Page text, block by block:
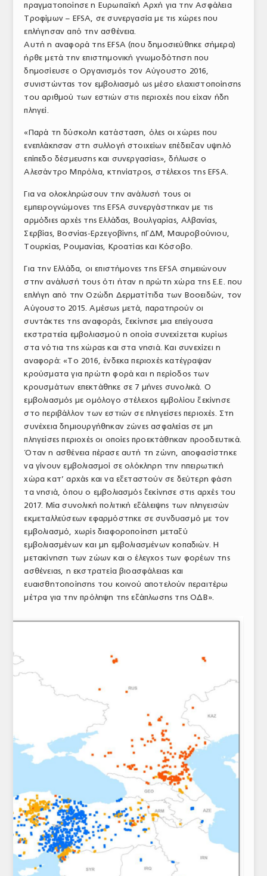
ΝΟΜΟΘΕΣΙΑ
ΕΛΛΗΝΙΚΗ ΝΟΜΟΘΕΣΙΑ
ΕΥΡΩΠΑΪΚΗ ΝΟΜΟΘΕΣΙΑ
ΤΟ ΠΕΡΙΟΔΙΚΟ
Profile
ΑΡΧΕΙΟ ΤΕΥΧΩΝ
ΣΥΝΕΔΡΙΟ ΚΡΕΑΤΟΣ
πραγματοποίησε η Ευρωπαϊκή Αρχή για την Ασφάλεια
Τροφίμων – EFSA, σε συνεργασία με τις χώρες που
επλήγησαν από την ασθένεια.
Αυτή η αναφορά της EFSA (που δημοσιεύθηκε σήμερα)
ήρθε μετά την επιστημονική γνωμοδότηση που
δημοσίευσε ο Οργανισμός τον Αύγουστο 2016,
συνιστώντας τον εμβολιασμό ως μέσο ελαχιστοποίησης
του αριθμού των εστιών στις περιοχές που είχαν ήδη
πληγεί.
«Παρά τη δύσκολη κατάσταση, όλες οι χώρες που
ενεπλάκησαν στη συλλογή στοιχείων επέδειξαν υψηλό
επίπεδο δέσμευσης και συνεργασίας», δήλωσε ο
Αλεσάντρο Μπρόλια, κτηνίατρος, στέλεχος της EFSA.
Για να ολοκληρώσουν την ανάλυσή τους οι
εμπειρογνώμονες της EFSA συνεργάστηκαν με τις
αρμόδιες αρχές της Ελλάδας, Βουλγαρίας, Αλβανίας,
Σερβίας, Βοσνίας-Ερζεγοβίνης, πΓΔΜ, Μαυροβούνιου,
Τουρκίας, Ρουμανίας, Κροατίας και Κόσοβο.
Για την Ελλάδα, οι επιστήμονες της EFSA σημειώνουν
στην ανάλυσή τους ότι ήταν η πρώτη χώρα της Ε.Ε. που
επλήγη από την Οζώδη Δερματίτιδα των Βοοειδών, τον
Αύγουστο 2015. Αμέσως μετά, παρατηρούν οι
συντάκτες της αναφοράς, ξεκίνησε μια επείγουσα
εκστρατεία εμβολιασμού η οποία συνεχίζεται κυρίως
στα νότια της χώρας και στα νησιά. Και συνεχίζει η
αναφορά: «Το 2016, ένδεκα περιοχές κατέγραψαν
κρούσματα για πρώτη φορά και η περίοδος των
κρουσμάτων επεκτάθηκε σε 7 μήνες συνολικά. Ο
εμβολιασμός με ομόλογο στέλεχος εμβολίου ξεκίνησε
στο περιβάλλον των εστιών σε πληγείσες περιοχές. Στη
συνέχεια δημιουργήθηκαν ζώνες ασφαλείας σε μη
πληγείσες περιοχές οι οποίες προεκτάθηκαν προοδευτικά.
Όταν η ασθένεια πέρασε αυτή τη ζώνη, αποφασίστηκε
να γίνουν εμβολιασμοί σε ολόκληρη την ηπειρωτική
χώρα κατ’ αρχάς και να εξεταστούν σε δεύτερη φάση
τα νησιά, όπου ο εμβολιασμός ξεκίνησε στις αρχές του
2017. Μία συνολική πολιτική εξάλειψης των πληγεισών
εκμεταλλεύσεων εφαρμόστηκε σε συνδυασμό με τον
εμβολιασμό, χωρίς διαφοροποίηση μεταξύ
εμβολιασμένων και μη εμβολιασμένων κοπαδιών. Η
μετακίνηση των ζώων και ο έλεγχος των φορέων της
ασθένειας, η εκστρατεία βιοασφάλειας και
ευαισθητοποίησης του κοινού αποτελούν περαιτέρω
μέτρα για την πρόληψη της εξάπλωσης της ΟΔΒ».